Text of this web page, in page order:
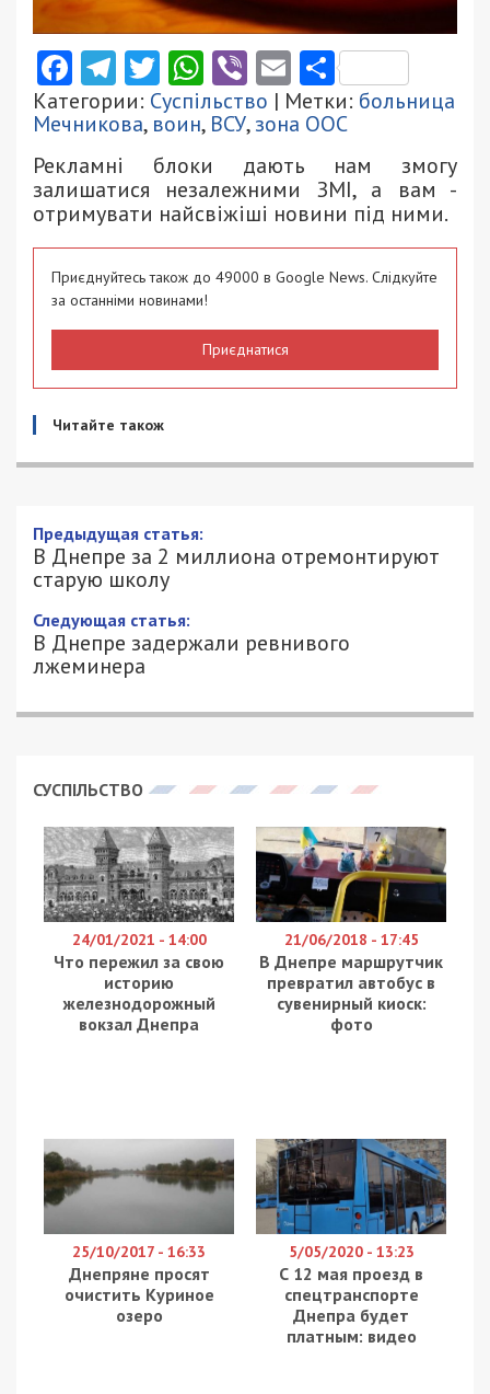
Facebook
Telegram
Twitter
WhatsApp
ViberEmail
Категории: Суспільство | Метки: больница
Мечникова, воин, ВСУ,зона ООС
Рекламні блоки дають нам змогу
залишатися незалежними ЗМІ, а вам -
отримувати найсвіжіші новини під ними.
Приєднуйтесь також до 49000 в Google News. Слідкуйте
за останніми новинами!
Приєднатися
Читайте також
В Днепре за 2 миллиона
отремонтируют старую школу
6/05/2019 - 17:03
ОЛЬГА РУДЕНКО - СПЕЦИАЛЬНО ДЛЯ
49000.COM.UA
Еще одна школа в Днепре получила шанс
от департамента гуманитарной политики
реконструкцию СШ№ 128 (ул. Гавриленко, 4)
стоимостью 3 млн. грн. Неожиданно для
днепровского формата закупок на Prozorro в
торгах было три участника: днепровские ООО
“Богарт Строй”, “Стройкомфорт-Днепр” и
“Инжиниринг Строй”. По-настоящему снизило
цену только ООО “Богарт Строй”, запросив 2, 7
млн. грн., ему и досталась победа.
У фирмы-подрядчика есть более года на
выполнение работ. Сдать обновленную школу